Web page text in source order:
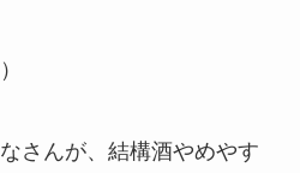
さんが、結構酒やめやす